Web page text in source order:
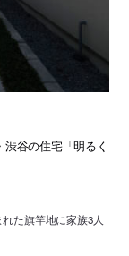
谷の住宅「明るく
た旗竿地に家族3人